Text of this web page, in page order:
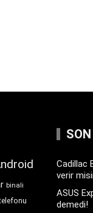
binali
Cadillac
verir
ASUS
demedi!